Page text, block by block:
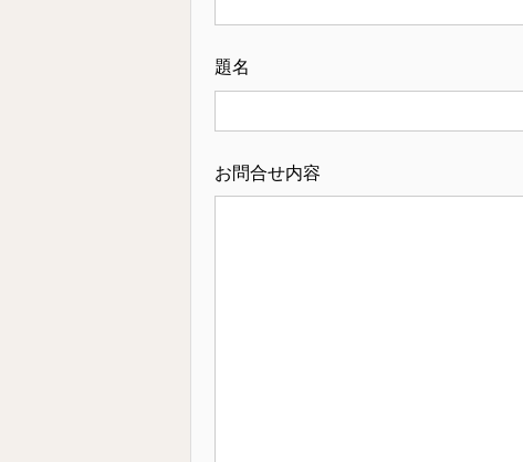
題名
お問合せ内容